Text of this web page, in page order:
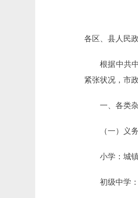
各区、县人民
根据中共中
紧张状况，市
一、各类杂
（一）义务
小学：城镇
初级中学：